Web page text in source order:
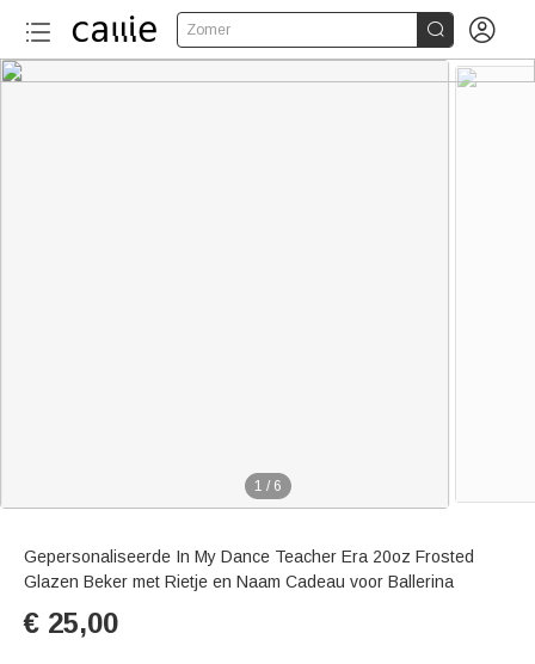
Zomer  
1 / 6
Gepersonaliseerde In My Dance Teacher Era 20oz Frosted
Glazen Beker met Rietje en Naam Cadeau voor Ballerina
€ 25,00